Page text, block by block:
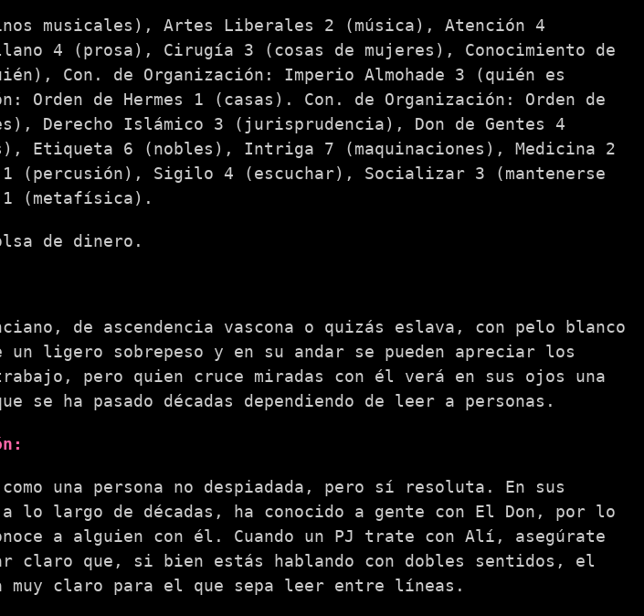
musicales), Artes Liberales 2 (música), Atención 4
4 (prosa), Cirugía 3 (cosas de mujeres), Conocimiento de
Con. de Organización: Imperio Almohade 3 (quién es
Orden de Hermes 1 (casas). Con. de Organización: Orden de
Derecho Islámico 3 (jurisprudencia), Don de Gentes 4
Etiqueta 6 (nobles), Intriga 7 (maquinaciones), Medicina 2
1 (percusión), Sigilo 4 (escuchar), Socializar 3 (mantenerse
(metafísica).
de dinero.
de ascendencia vascona o quizás eslava, con pelo blanco
un ligero sobrepeso y en su andar se pueden apreciar los
pero quien cruce miradas con él verá en sus ojos una
se ha pasado décadas dependiendo de leer a personas.
una persona no despiadada, pero sí resoluta. En sus
lo largo de décadas, ha conocido a gente con El Don, por lo
a alguien con él. Cuando un PJ trate con Alí, asegúrate
claro que, si bien estás hablando con dobles sentidos, el
muy claro para el que sepa leer entre líneas.